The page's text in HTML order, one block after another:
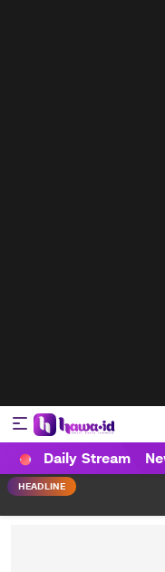
HAWA
Haluan Wanita
Daily Stream
HEADLINE